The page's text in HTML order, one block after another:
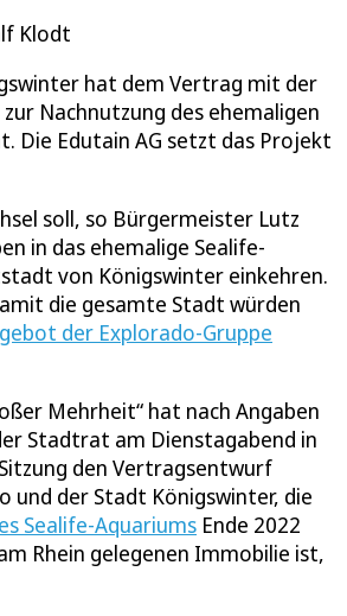
Klodt
hat dem Vertrag mit der
Nachnutzung des ehemaligen
Die Edutain AG setzt das Projekt
soll, so Bürgermeister Lutz
in das ehemalige Sealife-
von Königswinter einkehren.
die gesamte Stadt würden
der Explorado-Gruppe
Mehrheit“ hat nach Angaben
Stadtrat am Dienstagabend in
den Vertragsentwurf
und der Stadt Königswinter, die
Sealife-Aquariums Ende 2022
Rhein gelegenen Immobilie ist,